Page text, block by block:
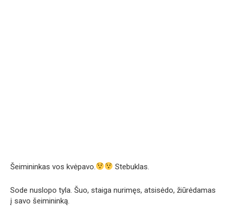
Šeimininkas vos kvėpavo. Stebuklas.
Sode nuslopo tyla. Šuo, staiga nurimęs, atsisėdo, žiūrėdamas
į savo šeimininką.